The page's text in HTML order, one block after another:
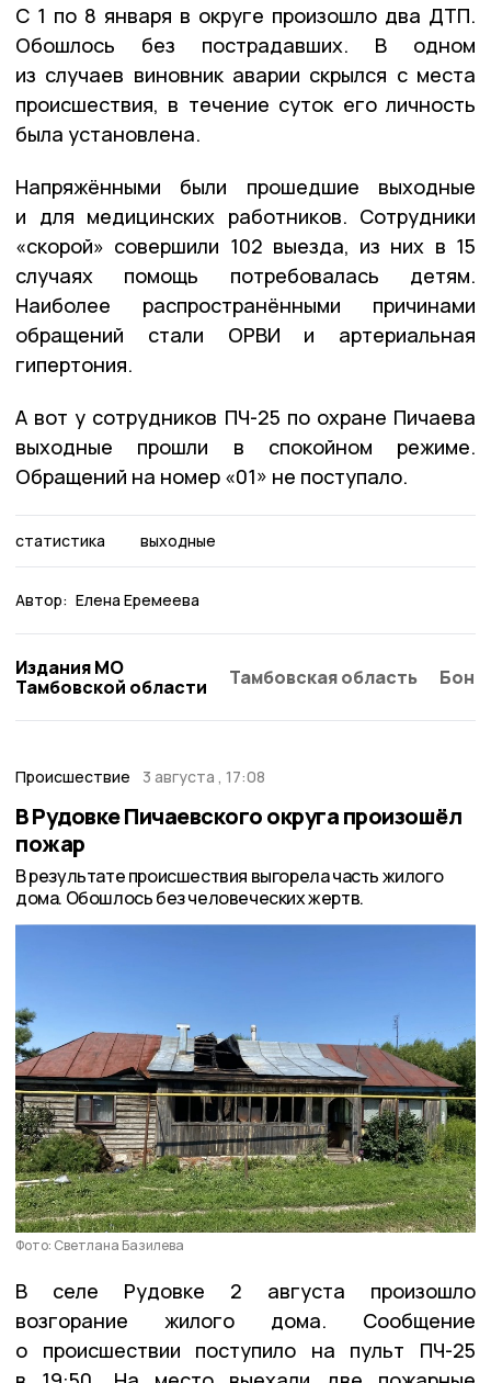
С 1 по 8 января в округе произошло два ДТП.
Обошлось без пострадавших. В одном
из случаев виновник аварии скрылся с места
происшествия, в течение суток его личность
была установлена.
Напряжёнными были прошедшие выходные
и для медицинских работников. Сотрудники
«скорой» совершили 102 выезда, из них в 15
случаях помощь потребовалась детям.
Наиболее распространёнными причинами
обращений стали ОРВИ и артериальная
гипертония.
А вот у сотрудников ПЧ-25 по охране Пичаева
выходные прошли в спокойном режиме.
Обращений на номер «01» не поступало.
статистика выходные
Автор: Елена Еремеева
Издания МО
Тамбовской области
Тамбовская область
Происшествие 3 августа , 17:08
В Рудовке Пичаевского округа произошёл
пожар
В результате происшествия выгорела часть жилого
дома. Обошлось без человеческих жертв.
Фото: Светлана Базилева
В селе Рудовке 2 августа произошло
возгорание жилого дома. Сообщение
о происшествии поступило на пульт ПЧ-25